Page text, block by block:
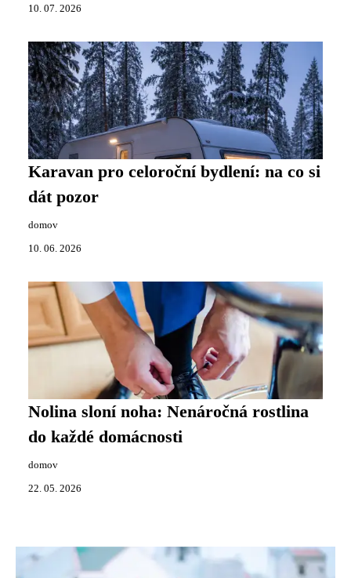
10. 07. 2026
Karavan pro celoroční bydlení: na co si
dát pozor
domov
10. 06. 2026
Nolina sloní noha: Nenáročná rostlina
do každé domácnosti
domov
22. 05. 2026